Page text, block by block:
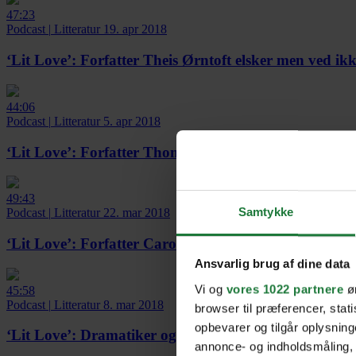
Samtykke
Ansvarlig brug af dine data
Vi og vores 1022 partnere
browser til præferencer,
opbevarer og tilgår
annonce- og
47:23
Podcast | Litteratur 19. apr 2018
‘Lit Love’: Forfatter Theis Ørntoft elsker men ved
44:06
Podcast | Litteratur 5. apr 2018
‘Lit Love’: Forfatter Thomas Korsgaard om at eje
49:43
Podcast | Litteratur 22. mar 2018
‘Lit Love’: Forfatter Caroline Albertine Minor om
45:58
Podcast | Litteratur 8. mar 2018
‘Lit Love’: Dramatiker og forfatter Line Knutzon